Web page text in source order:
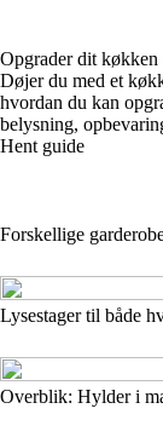
Opgrader dit køkken
Døjer du med et
hvordan du kan
belysning,
Hent guide
Forskellige
Lysestager til både
Overblik: Hylder i